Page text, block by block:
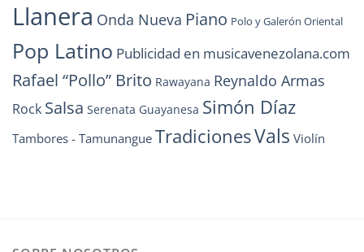
Llanera Onda Nueva Piano Polo y Galerón Oriental
Pop Latino Publicidad en musicavenezolana.com
Rafael “Pollo” Brito Rawayana Reynaldo Armas
Rock Salsa Serenata Guayanesa Simón Díaz
Tambores - Tamunangue TradicionesVals Violín